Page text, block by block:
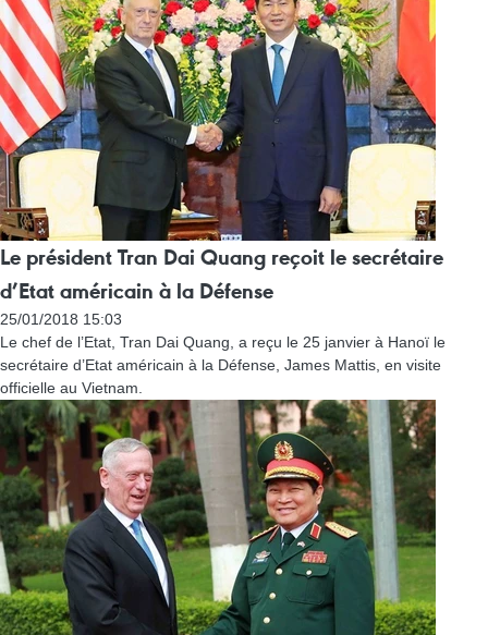
Le président Tran Dai Quang reçoit le secrétaire
d’Etat américain à la Défense
25/01/2018 15:03
Le chef de l’Etat, Tran Dai Quang, a reçu le 25 janvier à Hanoï le
secrétaire d’Etat américain à la Défense, James Mattis, en visite
officielle au Vietnam.